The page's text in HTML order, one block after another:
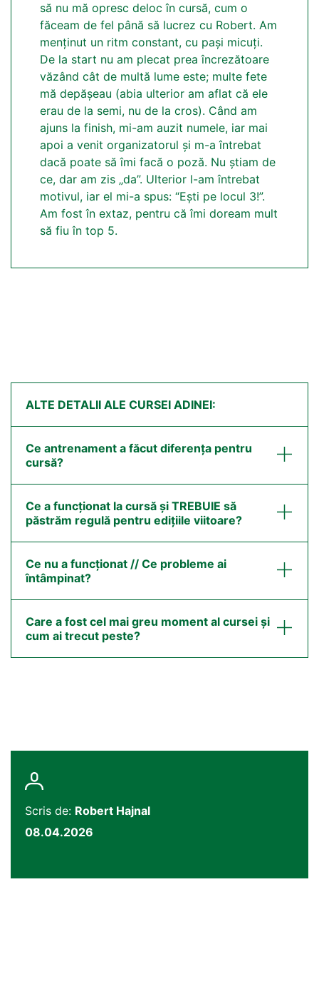
să nu mă opresc deloc în cursă, cum o
făceam de fel până să lucrez cu Robert. Am
menținut un ritm constant, cu pași micuți.
De la start nu am plecat prea încrezătoare
văzând cât de multă lume este; multe fete
mă depășeau (abia ulterior am aflat că ele
erau de la semi, nu de la cros). Când am
ajuns la finish, mi-am auzit numele, iar mai
apoi a venit organizatorul și m-a întrebat
dacă poate să îmi facă o poză. Nu știam de
ce, dar am zis „da”. Ulterior l-am întrebat
motivul, iar el mi-a spus: “Ești pe locul 3!”.
Am fost în extaz, pentru că îmi doream mult
să fiu în top 5.
ALTE DETALII ALE CURSEI ADINEI:
Ce antrenament a făcut diferența pentru
cursă?
Ce a funcționat la cursă și TREBUIE să
păstrăm regulă pentru edițiile viitoare?
Ce nu a funcționat // Ce probleme ai
întâmpinat?
Care a fost cel mai greu moment al cursei și
cum ai trecut peste?
Scris de: Robert Hajnal
08.04.2026